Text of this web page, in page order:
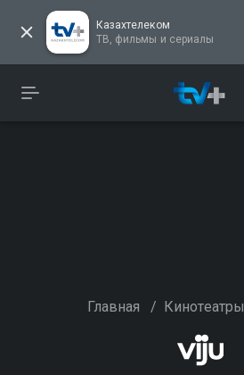
Казахтелеком
ТВ, фильмы и сериалы
Главная / Кинотеатры